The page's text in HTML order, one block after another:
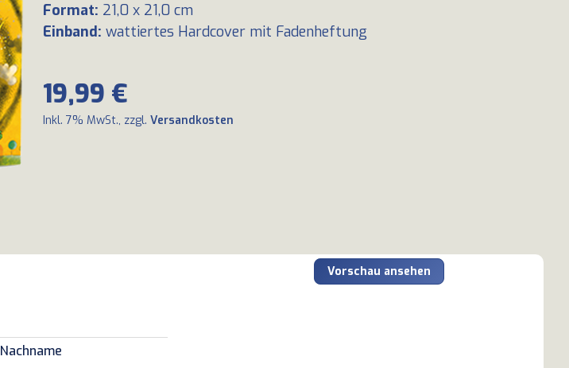
Format: 21,0 x 21,0 cm
Einband: wattiertes Hardcover mit Fadenheftung
19,99 €
Inkl. 7% MwSt., zzgl. Versandkosten
Nachname
Vorschau ansehen